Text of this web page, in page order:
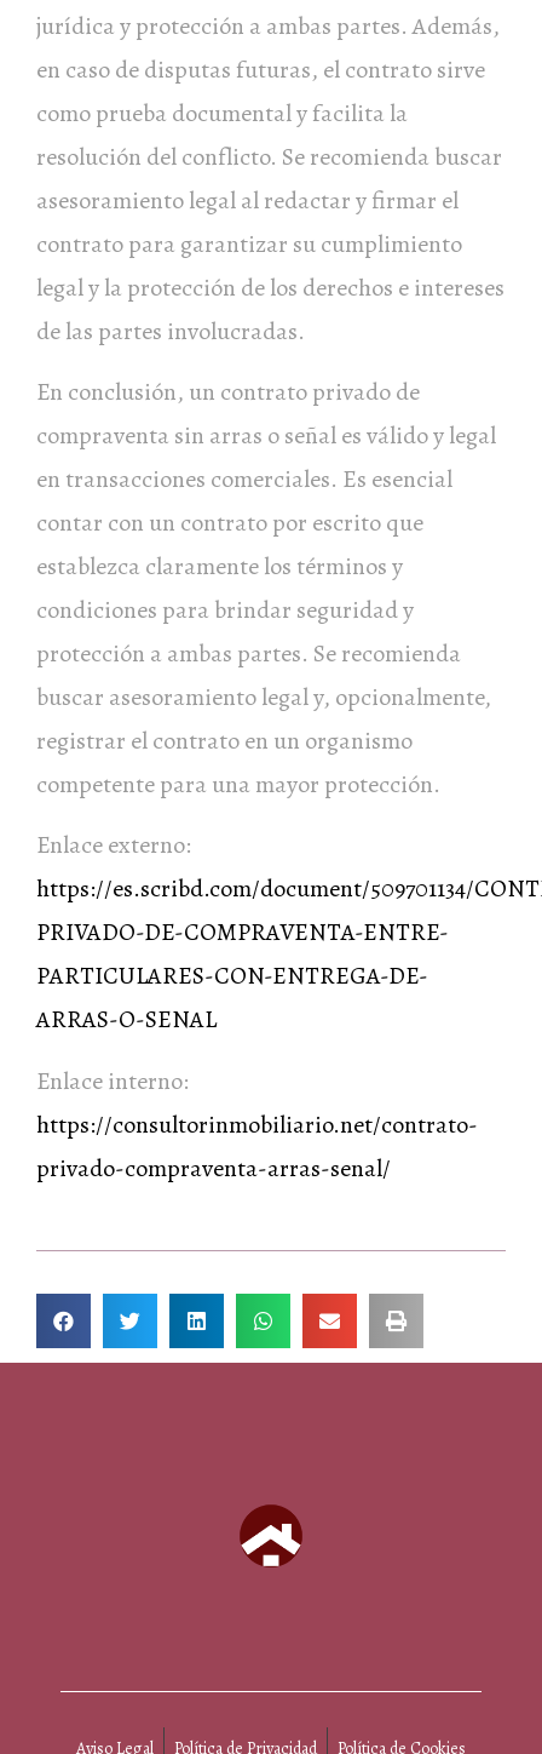
jurídica y protección a ambas partes. Además,
en caso de disputas futuras, el contrato sirve
como prueba documental y facilita la
resolución del conflicto. Se recomienda buscar
asesoramiento legal al redactar y firmar el
contrato para garantizar su cumplimiento
legal y la protección de los derechos e intereses
de las partes involucradas.
En conclusión, un contrato privado de
compraventa sin arras o señal es válido y legal
en transacciones comerciales. Es esencial
contar con un contrato por escrito que
establezca claramente los términos y
condiciones para brindar seguridad y
protección a ambas partes. Se recomienda
buscar asesoramiento legal y, opcionalmente,
registrar el contrato en un organismo
competente para una mayor protección.
Enlace externo:
https://es.scribd.com/document/509701134/
PRIVADO-DE-COMPRAVENTA-ENTRE-
PARTICULARES-CON-ENTREGA-DE-
ARRAS-O-SENAL
Enlace interno:
https://consultorinmobiliario.net/contrato-
privado-compraventa-arras-senal/
Aviso Legal Política de Privacidad Política de Cookies